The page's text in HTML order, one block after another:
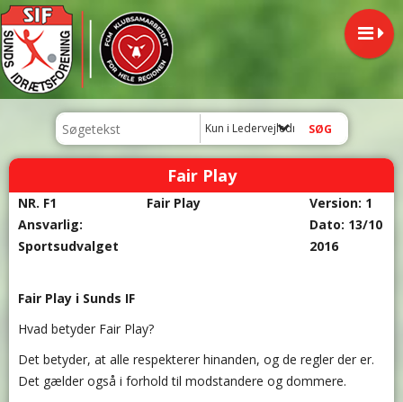
Kun i Ledervejledning
Fair Play
NR. F1 Fair Play
Version: 1
Ansvarlig:
Sportsudvalget
Dato: 13/10
2016
Fair Play i Sunds IF
Hvad betyder Fair Play?
Det betyder, at alle respekterer hinanden, og de regler der er.
Det gælder også i forhold til modstandere og dommere.